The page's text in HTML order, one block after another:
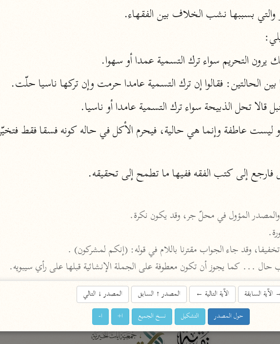
قتادة بن دعامة السّدوسيّ (١١٧ هـ)
اشترك
راسلنا •تليجرام •تويتر
أندرويد
أيفون
تطوير
رعاية
والتي بسببها نشب الخلاف بين الفقهاء.
يرون التحريم سواء ترك التسمية عمدا أو سهوا.
بين الحالتين: فقالوا إن ترك التسمية عامدا حرمت وإن تركها ناسيا حلّت.
تحل الذبيحة سواء ترك التسمية عامدا أو ناسيا.
إلى كتب الفقه ففيها ما تطمح إلى تحقيقه.
المؤول في محلّ جر، وقد يكون نكرة.
وقد جاء الجواب مقترنا باللام في قوله: (إنكم لمشركون) .
... كما يجوز أن تكون معطوفة على الجملة الإنشائية قبلها على رأي سيبويه.
الآية السابقة الآية التالية ← المصدر↑السابق المصدر↓التالي
حول المصدر التشكيل نسخ الجميع ا+ ا-